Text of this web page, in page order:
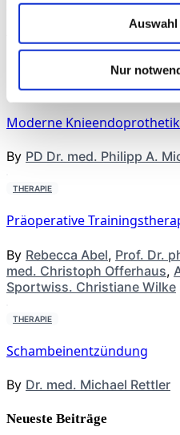
Nur
Next ArticleDiabetes mellitus
Weitere Artikel aus dieser
THERAPIE
Moderne Knieendoprothetik
By PD Dr. med. Philipp A.
THERAPIE
Präoperative
By Rebecca Abel, Prof. Dr.
med. Christoph Offerhaus,
Sportwiss. Christiane Wilke
THERAPIE
Schambeinentzündung
By Dr. med. Michael Rettler
Neueste Beiträge